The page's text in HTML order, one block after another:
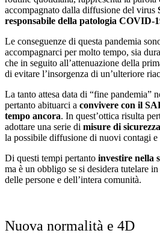
accompagnato dalla diffusione del virus
responsabile della patologia COVID-
Le conseguenze di questa pandemia
accompagnarci per molto tempo, sia
che in seguito all’attenuazione della
di evitare l’insorgenza di un’ulteriore
La tanto attesa data di “fine pandemia”
pertanto abituarci a convivere con il
tempo ancora. In quest’ottica risulta
adottare una serie di misure di sicurezza
la possibile diffusione di nuovi contagi
Di questi tempi pertanto investire nella
ma è un obbligo se si desidera tutelare
delle persone e dell’intera comunità.
Nuova normalità e 4D